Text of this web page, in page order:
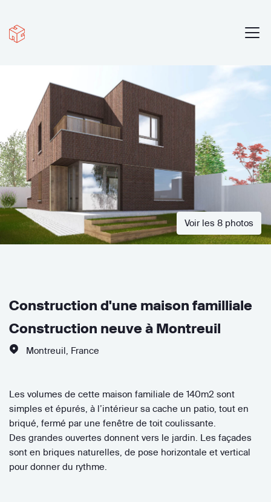
Voir les 8 photos
Construction d'une maison familliale
Construction neuve à Montreuil
Montreuil France
Les volumes de cette maison familiale de 140m2 sont
simples et épurés, à l’intérieur sa cache un patio, tout en
briqué, fermé par une fenêtre de toit coulissante.
Des grandes ouvertes donnent vers le jardin. Les façades
sont en briques naturelles, de pose horizontale et vertical
pour donner du rythme.